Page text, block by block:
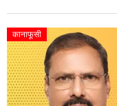
कानाफूसी